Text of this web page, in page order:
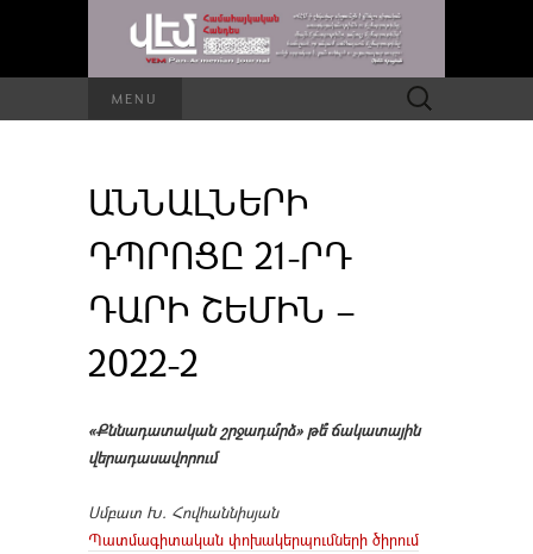
MENU Որոնել՝
ԱՆՆԱԼՆԵՐԻ
ԴՊՐՈՑԸ 21-ՐԴ
ԴԱՐԻ ՇԵՄԻՆ –
2022-2
«Քննադատական շրջադա՞րձ» թե՞ ճակատային
վերադասավորում
Սմբատ Խ. Հովհաննիսյան
Պատմագիտական փոխակերպումների ծիրում